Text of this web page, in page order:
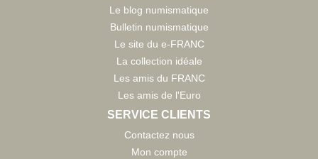
Le blog numismatique
Bulletin numismatique
Le site du e-FRANC
La collection idéale
Les amis du FRANC
Les amis de l'Euro
SERVICE CLIENTS
Contactez nous
Mon compte